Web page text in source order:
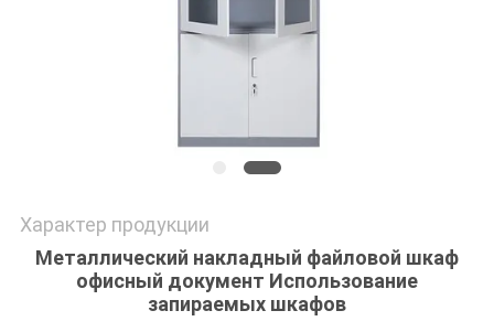
Характер продукции
Металлический накладный файловой шкаф
офисный документ Использование
запираемых шкафов